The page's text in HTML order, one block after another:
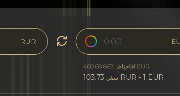
RUR
افاحتٍاظ: 867 460.68 EUR
سغر: 103.73 RUR - 1 EUR